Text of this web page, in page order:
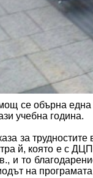
се обърна
учебна година.
за
й, която е с
и то
на